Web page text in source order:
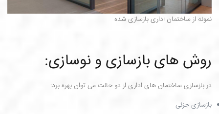
نمونه از ساختمان اداری بازسازی شده
روش های بازسازی و نوسازی:
در بازسازی ساختمان های اداری از دو حالت می توان بهره برد:
بازسازی جزئی